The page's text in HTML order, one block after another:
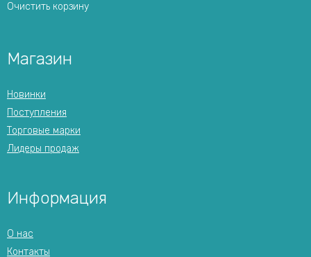
Очистить корзину
Магазин
Новинки
Поступления
Торговые марки
Лидеры продаж
Информация
О нас
Контакты